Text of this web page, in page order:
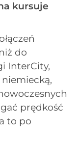
kursuje
do
InterCity,
niemiecką,
prędkość
to po